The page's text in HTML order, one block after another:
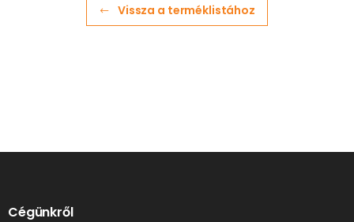
Vissza a terméklistához
Cégünkről